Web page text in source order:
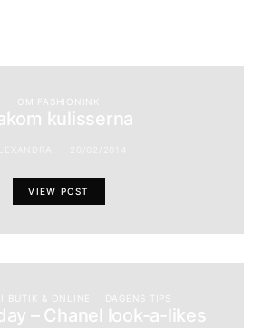
OM FASHIONINK
kulisserna
VIEW POST
BUTIK & ONLINE DAGENS TIPS
– Chanel look-a-likes